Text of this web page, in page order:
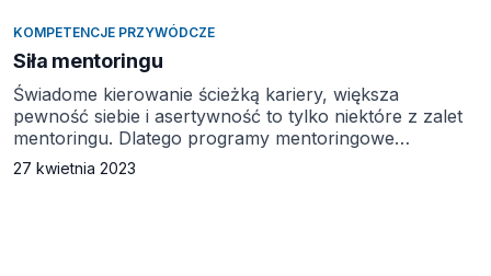
KOMPETENCJE PRZYWÓDCZE
Siła mentoringu
Świadome kierowanie ścieżką kariery, większa
pewność siebie i asertywność to tylko niektóre z zalet
mentoringu. Dlatego programy mentoringowe
odgrywają tak ważną rolę w procesie wspierania
27 kwietnia 2023